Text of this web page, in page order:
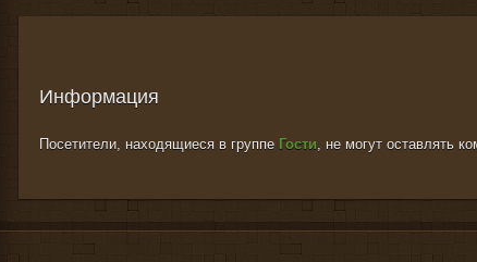
Информация
Посетители, находящиеся в группе Гости, не могут оставлять